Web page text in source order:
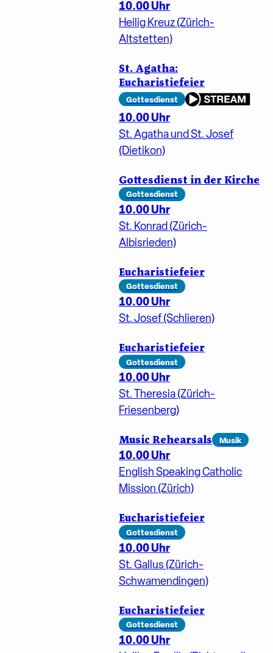
10.00 Uhr
Heilig Kreuz (Zürich-
Altstetten)
St. Agatha:
Eucharistiefeier
Gottesdienst
10.00 Uhr
St. Agatha und St. Josef
(Dietikon)
Gottesdienst in der Kirche
Gottesdienst
10.00 Uhr
St. Konrad (Zürich-
Albisrieden)
Eucharistiefeier
Gottesdienst
10.00 Uhr
St. Josef (Schlieren)
Eucharistiefeier
Gottesdienst
10.00 Uhr
St. Theresia (Zürich-
Friesenberg)
Music Rehearsals Musik
10.00 Uhr
English Speaking Catholic
Mission (Zürich)
Eucharistiefeier
Gottesdienst
10.00 Uhr
St. Gallus (Zürich-
Schwamendingen)
Eucharistiefeier
Gottesdienst
10.00 Uhr